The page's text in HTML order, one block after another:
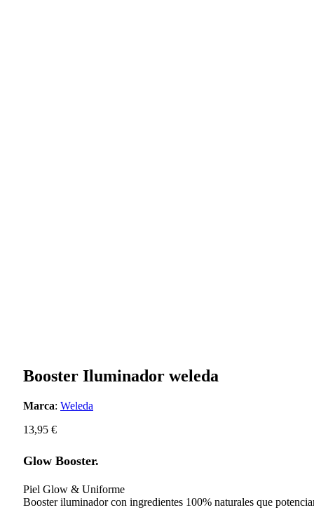
Booster Iluminador weleda
Marca: Weleda
13,95 €
Glow Booster.
Piel Glow & Uniforme
Booster iluminador con ingredientes 100% naturales que